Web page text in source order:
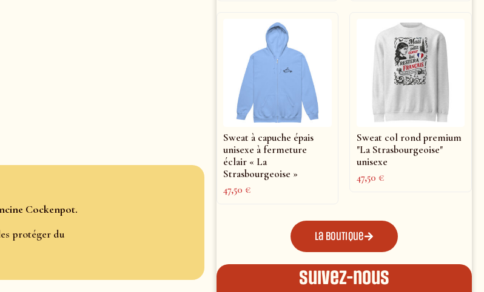
Cockenpot.
protéger du
Sweat à capuche épais
unisexe à fermeture
éclair « La
Strasbourgeoise »
47,50€
Sweat col rond premium
"La Strasbourgeoise"
unisexe
47,50€
La boutique
Suivez-nous